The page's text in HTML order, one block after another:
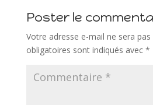
Poster le
Votre adresse e-mail ne sera pas
obligatoires sont indiqués avec *